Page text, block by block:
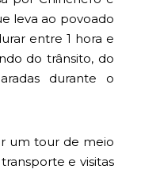
leva ao povoado
entre 1 hora e
do trânsito, do
durante o
um tour de meio
e visitas